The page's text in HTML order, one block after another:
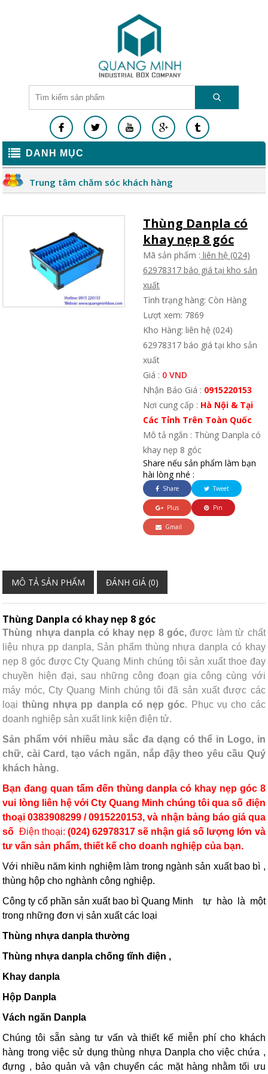
DANH MỤC
Trung tâm chăm sóc khách hàng
Thùng Danpla có
khay nẹp 8 góc
Mã sản phẩm : liên hệ (024)
62978317 báo giá tại kho sản
xuất
Tình trạng hàng: Còn Hàng
Lượt xem: 7869
Kho Hàng: liên hệ (024)
62978317 báo giá tại kho sản
xuất
Giá : 0 VND
Nhận Báo Giá : 0915220153
Nơi cung cấp : Hà Nội & Tại
Các Tỉnh Trên Toàn Quốc
Mô tả ngắn : Thùng Danpla có
khay nẹp 8 góc
Share nếu sản phẩm làm bạn
hài lòng nhé :
Share Tweet
Plus Pin
Gmail
MÔ TẢ SẢN PHẨM ĐÁNH GIÁ (0)
Thùng Danpla có khay nẹp 8 góc
Thùng nhựa danpla có khay nẹp 8 góc, được làm từ chất
liệu nhựa pp danpla, Sản phẩm thùng nhựa danpla có khay
nẹp 8 góc được Cty Quang Minh chúng tôi sản xuất thoe đay
chuyền hiện đại, sau những công đoạn gia công cùng với
máy móc, Cty Quang Minh chúng tôi đã sản xuất được các
loại thùng nhựa pp danpla có nẹp góc. Phục vụ cho các
doanh nghiệp sản xuất link kiện điện tử.
Sản phẩm với nhiều màu sắc đa dạng có thể in Logo, in
chữ, cài Card, tạo vách ngăn, nắp đậy theo yêu cầu Quý
khách hàng.
Bạn đang quan tấm đến thùng danpla có khay nẹp góc 8
vui lòng liên hệ với Cty Quang Minh chúng tôi qua số điện
thoại 0383908299 / 0915220153, và nhận bảng báo giá qua
số Điện thoại: (024) 62978317 sẽ nhận giá số lượng lớn và
tư vấn sản phẩm, thiết kế cho doanh nghiệp của bạn.
Với nhiều năm kinh nghiệm làm trong ngành sản xuất bao bì ,
thùng hộp cho nghành công nghiệp.
Công ty cổ phần sản xuất bao bì Quang Minh
tự hào là một
trong những đơn vị sản xuất các loại
Thùng nhựa danpla thường
Thùng nhựa danpla chống tĩnh điện ,
Khay danpla
Hộp Danpla
Vách ngăn Danpla
Chúng tôi sẵn sàng tư vấn và thiết kế miễn phí cho khách
hàng trong việc sử dụng thùng nhựa Danpla cho việc chứa ,
đựng , bảo quản và vận chuyển các mặt hàng nhằm tối ưu